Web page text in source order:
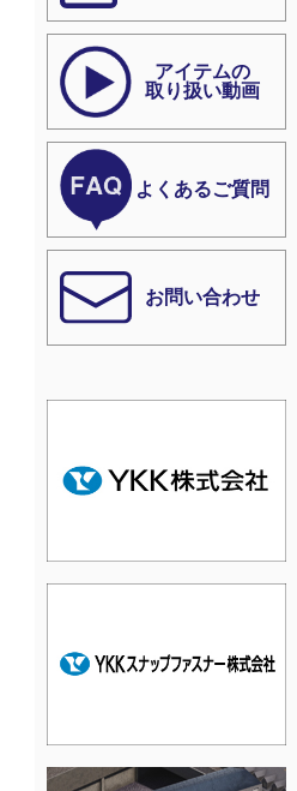
アイテムの
取り扱い動画
よくあるご質問
お問い合わせ